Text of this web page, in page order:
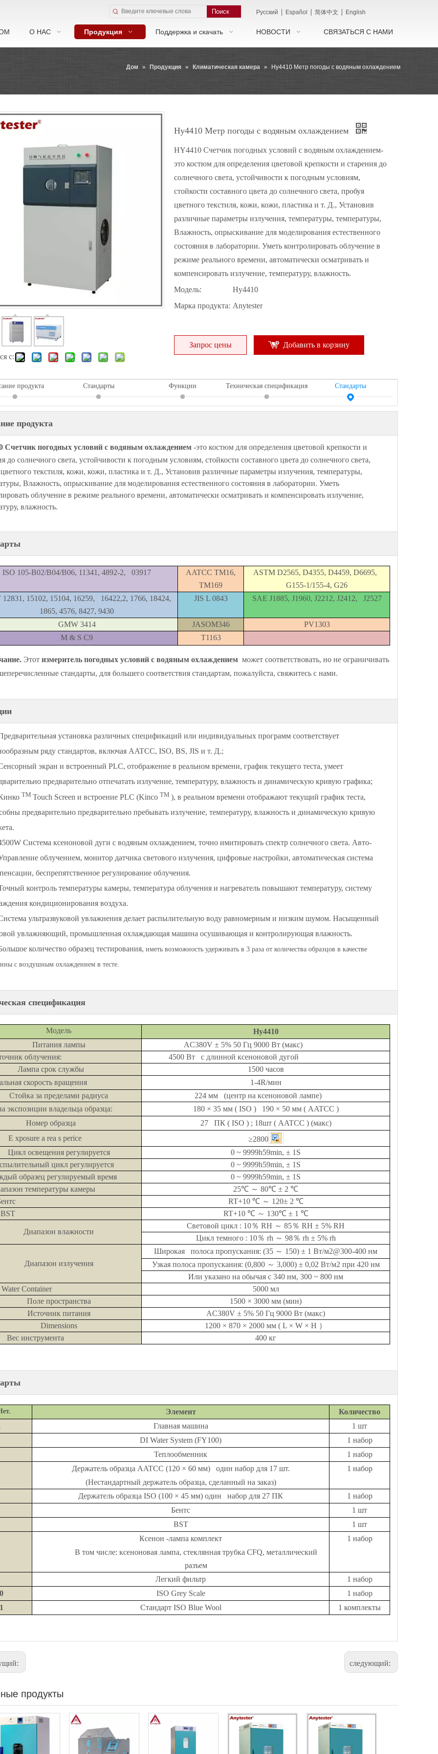
Поиск Pусский Español 简体中文 English
О НАС Продукция Поддержка и скачать НОВОСТИ СВЯЗАТЬСЯ С НАМИ
Дом » Продукция » Климатическая камера » Hy4410 Метр погоды с водяным охлаждением
с:
Hy4410 Метр погоды с водяным охлаждением
HY4410 Счетчик погодных условий с водяным охлаждением-
это костюм для определения цветовой крепкости и старения до
солнечного света, устойчивости к погодным условиям,
стойкости составного цвета до солнечного света, пробуя
цветного текстиля, кожи, кожи, пластика и т. Д., Установив
различные параметры излучения, температуры, температуры,
Влажность, опрыскивание для моделирования естественного
состояния в лаборатории. Уметь контролировать облучение в
режиме реального времени, автоматически осматривать и
компенсировать излучение, температуру, влажность.
Модель:
Hy4410
Марка продукта: Anytester
Запрос цены Добавить в корзину
продукта Стандарты Функции Техническая спецификация Стандарты
продукта
Счетчик погодных условий с водяным охлаждением -это костюм для определения цветовой крепкости и
до солнечного света, устойчивости к погодным условиям, стойкости составного цвета до солнечного света,
текстиля, кожи, кожи, пластика и т. Д., Установив различные параметры излучения, температуры,
Влажность, опрыскивание для моделирования естественного состояния в лаборатории. Уметь
облучение в режиме реального времени, автоматически осматривать и компенсировать излучение,
влажность.
ISO 105-B02/B04/B06, 11341, 4892-2, 03917
AATCC TM16,
TM169
ASTM D2565, D4355, D4459, D6695,
G155-1/155-4, G26
12831, 15102, 15104, 16259, 16422,2, 1766, 18424,
1865, 4576, 8427, 9430
JIS L 0843 SAE J1885, J1960, J2212, J2412, J2527
GMW 3414 JASOM346
PV1303
M & S C9
T1163
Этот измеритель погодных условий с водяным охлаждением может соответствовать, но не ограничивать
стандарты, для большего соответствия стандартам, пожалуйста, свяжитесь с нами.
установка различных спецификаций или индивидуальных программ соответствует
ряду стандартов, включая AATCC, ISO, BS, JIS и т. Д.;
экран и встроенный PLC, отображение в реальном времени, график текущего теста, умеет
предварительно отпечатать излучение, температуру, влажность и динамическую кривую графика;
TM Touch Screen и встроение PLC (Kinco TM ), в реальном времени отображают текущий график теста,
предварительно предварительно пребывать излучение, температуру, влажность и динамическую кривую
Система ксеноновой дуги с водяным охлаждением, точно имитировать спектр солнечного света. Авто-
облучением, монитор датчика светового излучения, цифровые настройки, автоматическая система
беспрепятственное регулирование облучения.
контроль температуры камеры, температура облучения и нагреватель повышают температуру, систему
кондиционирования воздуха.
ультразвуковой увлажнения делает распылительную воду равномерным и низким шумом. Насыщенный
увлажняющий, промышленная охлаждающая машина осушивающая и контролирующая влажность.
количество образец тестирования, иметь возможность удерживать в 3 раза от количества образцов в качестве
с воздушным охлаждением в тесте.
спецификация
Модель
Hy4410
Питания лампы
AC380V ± 5% 50 Гц 9000 Вт (макс)
облучения:
4500 Вт с длинной ксеноновой дугой
Лампа срок службы
1500 часов
скорость вращения
1-4R/мин
Стойка за пределами радиуса
224 мм (центр на ксеноновой лампе)
экспозиции владельца образца:
180 × 35 мм ( ISO ) 190 × 50 мм ( AATCC )
Номер образца
27 ПК ( ISO ) ; 18шт ( AATCC ) (макс)
E xposure a rea ​​s perice ≥2800
Цикл освещения регулируется
0 ~ 9999h59min, ± 1S
цикл регулируется
0 ~ 9999h59min, ± 1S
образец регулируемый время
0 ~ 9999h59min, ± 1S
температуры камеры
25℃ ～ 80℃ ± 2 ℃
RT+10 ℃ ～ 120± 2 ℃
BST
RT+10 ℃ ～ 130℃ ± 1 ℃
Диапазон влажности
Световой цикл : 10％ RH ～ 85％ RH ± 5% RH
Цикл темного : 10％ rh ～ 98％ rh ± 5% rh
Диапазон излучения
Широкая полоса пропускания: (35 ～ 150) ± 1 Вт/м2@300-400 нм
Узкая полоса пропускания: (0,800 ～ 3,000) ± 0,02 Вт/м2 при 420 нм
Или указано на обычая с 340 нм, 300 ~ 800 нм
Water Container
5000 мл
Поле пространства
1500 × 3000 мм (мин)
Источник питания
AC380V ± 5% 50 Гц 9000 Вт (макс)
Dimensions
1200 × 870 × 2000 мм ( L × W × H ）
Вес инструмента
400 кг
Элемент
Количество
Главная машина
1 шт
DI Water System (FY100)
1 набор
Теплообменник
1 набор
Держатель образца AATCC (120 × 60 мм) один набор для 17 шт.
(Нестандартный держатель образца, сделанный на заказ)
1 набор
Держатель образца ISO (100 × 45 мм) один набор для 27 ПК
1 набор
Бентс
1 шт
BST
1 шт
Ксенон -лампа комплект
В том числе: ксеноновая лампа, стеклянная трубка CFQ, металлический
разъем
1 набор
Легкий фильтр
1 набор
ISO Grey Scale
1 набор
Стандарт ISO Blue Wool 1 комплекты
следующий:
продукты